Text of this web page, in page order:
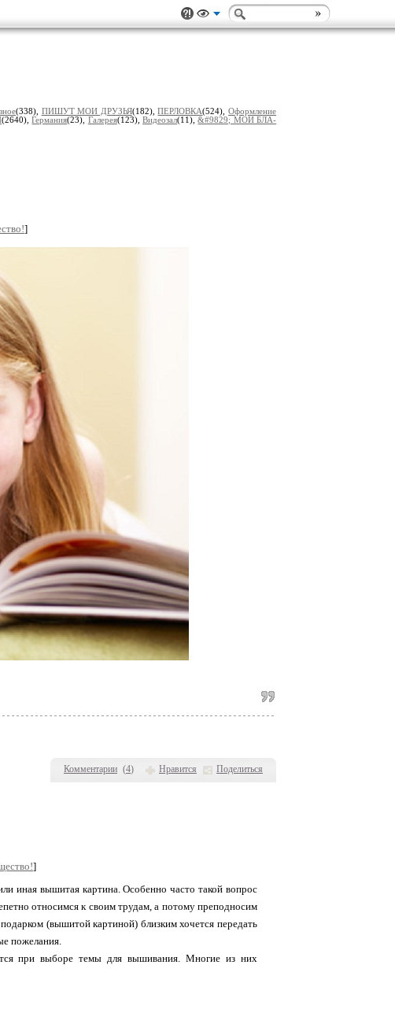
(338), ПИШУТ МОИ ДРУЗЬЯ(182),ПЕРЛОВКА(524),Оформление
(2640),Гермaния(23), Гaлерея(123),Видеозал(11),&#9829; МОИ БЛA-
Комментарии (4) Нравится Поделиться
]
]
иная вышитая картина. Особенно часто такой вопрос
относимся к своим трудам, а потому преподносим
(вышитой картиной) близким хочется передать
пожелания.
при выборе темы для вышивания. Многие из них